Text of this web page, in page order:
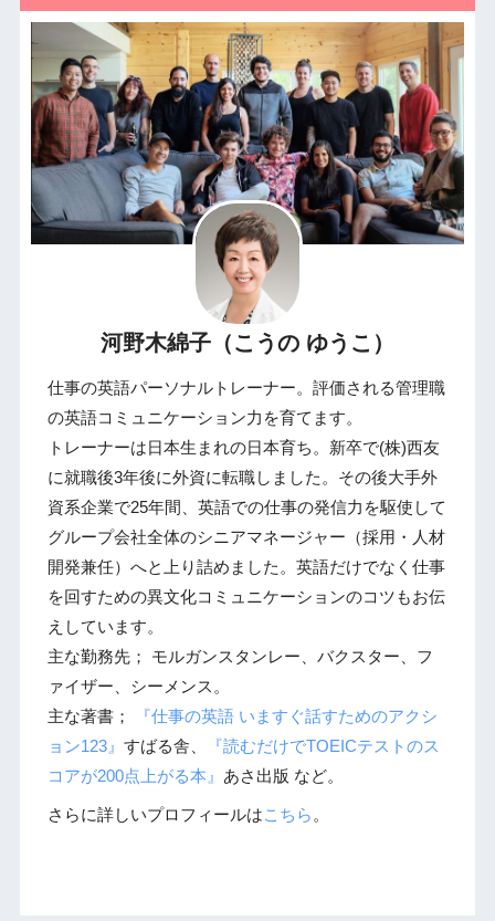
河野木綿子（こうの ゆうこ）
仕事の英語パーソナルトレーナー。評価される管理職
の英語コミュニケーション力を育てます。
トレーナーは日本生まれの日本育ち。新卒で(株)西友
に就職後3年後に外資に転職しました。その後大手外
資系企業で25年間、英語での仕事の発信力を駆使して
グループ会社全体のシニアマネージャー（採用・人材
開発兼任）へと上り詰めました。英語だけでなく仕事
を回すための異文化コミュニケーションのコツもお伝
えしています。
主な勤務先； モルガンスタンレー、バクスター、フ
ァイザー、シーメンス。
主な著書；
『仕事の英語 いますぐ話すためのアクシ
ョン123』 すばる舎、
『読むだけでTOEICテストのス
コアが200点上がる本』 あさ出版 など。
さらに詳しいプロフィールはこちら 。